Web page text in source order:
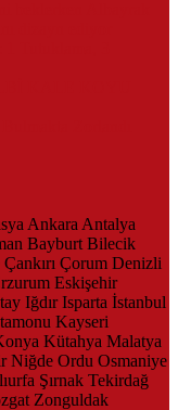
Ankara Antalya
Bayburt Bilecik
Çankırı Çorum Denizli
Eskişehir
Iğdır Isparta İstanbul
Kayseri
Kütahya Malatya
Niğde Ordu Osmaniye
Şırnak Tekirdağ
Zonguldak